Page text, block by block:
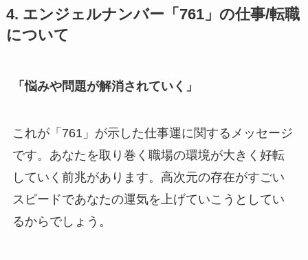
4. エンジェルナンバー「761」の仕事/転職
について
「悩みや問題が解消されていく」
これが「761」が示した仕事運に関するメッセージ
です。あなたを取り巻く職場の環境が大きく好転
していく前兆があります。高次元の存在がすごい
スピードであなたの運気を上げていこうとしてい
るからでしょう。